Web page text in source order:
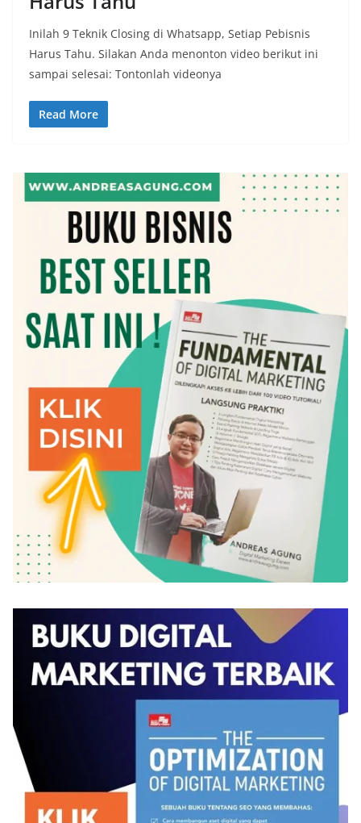
Inilah 9 Teknik Closing di Whatsapp, Setiap Pebisnis
Harus Tahu. Silakan Anda menonton video berikut ini
sampai selesai: Tontonlah videonya
Read More